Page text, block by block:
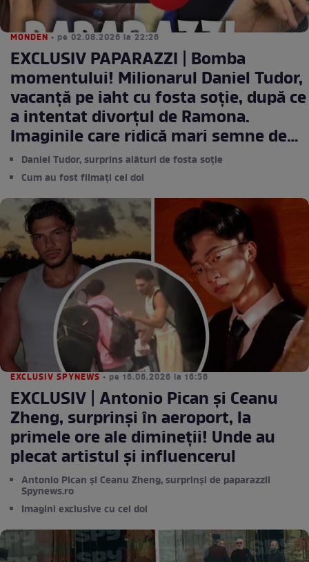
MONDEN • pe 02.08.2026 la 22:26
EXCLUSIV PAPARAZZI | Bomba
momentului! Milionarul Daniel Tudor,
vacanță pe iaht cu fosta soție, după ce
a intentat divorțul de Ramona.
Imaginile care ridică mari semne de
întrebare
Daniel Tudor, surprins alături de fosta soție
Cum au fost filmați cei doi
EXCLUSIV SPYNEWS • pe 16.06.2026 la 16:56
EXCLUSIV | Antonio Pican și Ceanu
Zheng, surprinși în aeroport, la
primele ore ale dimineții! Unde au
plecat artistul și influencerul
Antonio Pican și Ceanu Zheng, surprinși de paparazzii
Spynews.ro
Imagini exclusive cu cei doi